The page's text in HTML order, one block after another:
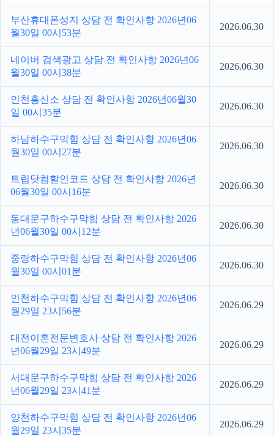
부산휴대폰성지 상담 전 확인사항 2026년06
월30일 00시53분
2026.06.30
네이버 검색광고 상담 전 확인사항 2026년06
월30일 00시38분
2026.06.30
인천흥신소 상담 전 확인사항 2026년06월30
일 00시35분
2026.06.30
하남하수구막힘 상담 전 확인사항 2026년06
월30일 00시27분
2026.06.30
트립닷컴할인코드 상담 전 확인사항 2026년
06월30일 00시16분
2026.06.30
동대문구하수구막힘 상담 전 확인사항 2026
년06월30일 00시12분
2026.06.30
중랑하수구막힘 상담 전 확인사항 2026년06
월30일 00시01분
2026.06.30
인천하수구막힘 상담 전 확인사항 2026년06
월29일 23시56분
2026.06.29
대전이혼전문변호사 상담 전 확인사항 2026
년06월29일 23시49분
2026.06.29
서대문구하수구막힘 상담 전 확인사항 2026
년06월29일 23시41분
2026.06.29
양천하수구막힘 상담 전 확인사항 2026년06
월29일 23시35분
2026.06.29